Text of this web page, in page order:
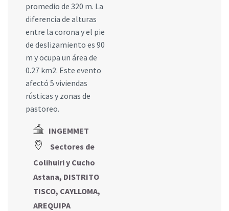
promedio de 320 m. La
diferencia de alturas
entre la corona y el pie
de deslizamiento es 90
m y ocupa un área de
0.27 km2. Este evento
afectó 5 viviendas
rústicas y zonas de
pastoreo.
INGEMMET
Sectores de
Colihuiri y Cucho
Astana, DISTRITO
TISCO, CAYLLOMA,
AREQUIPA